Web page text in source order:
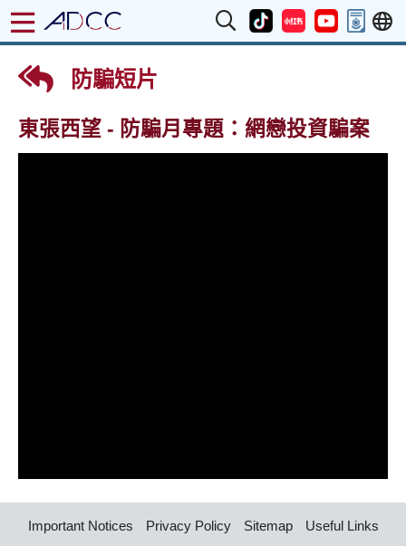
防騙短片
東張西望 - 防騙月專題：網戀投資騙案
Important Notices Privacy Policy Sitemap Useful Links